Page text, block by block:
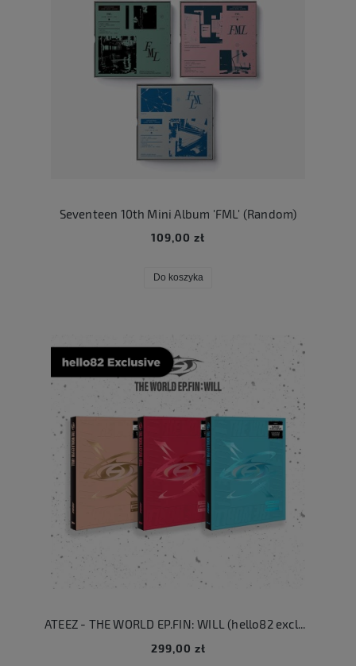
Seventeen 10th Mini Album 'FML' (Random)
109,00 zł
Do koszyka
ATEEZ - THE WORLD EP.FIN: WILL (hello82 exclusive ver.)
299,00 zł